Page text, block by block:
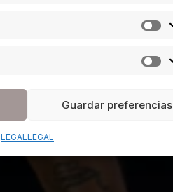
Guardar preferencias
LEGALLEGAL